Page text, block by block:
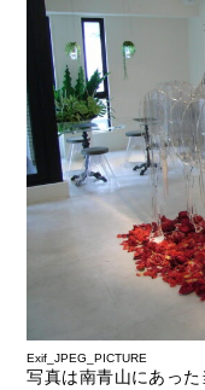
Exif_JPEG_PICTURE
写真は南青山にあっ